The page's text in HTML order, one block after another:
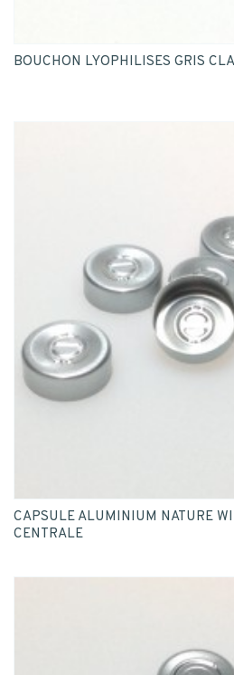
BOUCHON LYOPHILISES GRIS
CAPSULE ALUMINIUM NATURE
CENTRALE